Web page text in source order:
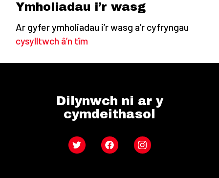
Ymholiadau i’r wasg
Ar gyfer ymholiadau i’r wasg a’r cyfryngau
cysylltwch â’n tîm
Dilynwch ni ar y
cymdeithasol
Twitter FacebookInstagram